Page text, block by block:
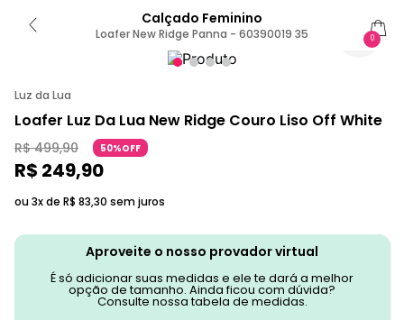
Calçado Feminino
Loafer New Ridge Panna - 60390019 35 0
Luz da Lua
Loafer Luz Da Lua New Ridge Couro Liso Off White
R$ 499,90 50%OFF
R$ 249,90
ou 3x de R$ 83,30 sem juros
Aproveite o nosso provador virtual
É só adicionar suas medidas e ele te dará a melhor
opção de tamanho. Ainda ficou com dúvida?
Consulte nossa tabela de medidas.